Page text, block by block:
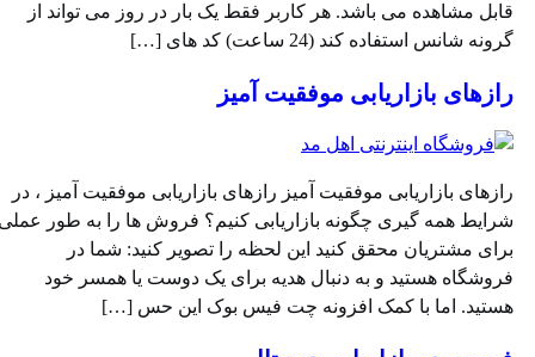
مشاهده می باشد. هر کاربر فقط یک بار در روز می تواند از
شانس استفاده کند (24 ساعت) کد های […]
بازاریابی موفقیت آمیز
بازاریابی موفقیت آمیز رازهای بازاریابی موفقیت آمیز ، در
همه گیری چگونه بازاریابی کنیم؟ فروش ها را به طور عملی
مشتریان محقق کنید این لحظه را تصویر کنید: شما در
هستید و به دنبال هدیه برای یک دوست یا همسر خود
اما با کمک افزونه چت فیس بوک این حس […]